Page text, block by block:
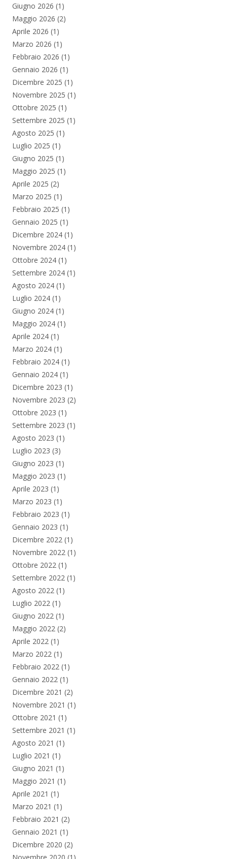
Giugno 2026 (1)
Maggio 2026 (2)
Aprile 2026 (1)
Marzo 2026 (1)
Febbraio 2026 (1)
Gennaio 2026 (1)
Dicembre 2025 (1)
Novembre 2025 (1)
Ottobre 2025 (1)
Settembre 2025 (1)
Agosto 2025 (1)
Luglio 2025 (1)
Giugno 2025 (1)
Maggio 2025 (1)
Aprile 2025 (2)
Marzo 2025 (1)
Febbraio 2025 (1)
Gennaio 2025 (1)
Dicembre 2024 (1)
Novembre 2024 (1)
Ottobre 2024 (1)
Settembre 2024 (1)
Agosto 2024 (1)
Luglio 2024 (1)
Giugno 2024 (1)
Maggio 2024 (1)
Aprile 2024 (1)
Marzo 2024 (1)
Febbraio 2024 (1)
Gennaio 2024 (1)
Dicembre 2023 (1)
Novembre 2023 (2)
Ottobre 2023 (1)
Settembre 2023 (1)
Agosto 2023 (1)
Luglio 2023 (3)
Giugno 2023 (1)
Maggio 2023 (1)
Aprile 2023 (1)
Marzo 2023 (1)
Febbraio 2023 (1)
Gennaio 2023 (1)
Dicembre 2022 (1)
Novembre 2022 (1)
Ottobre 2022 (1)
Settembre 2022 (1)
Agosto 2022 (1)
Luglio 2022 (1)
Giugno 2022 (1)
Maggio 2022 (2)
Aprile 2022 (1)
Marzo 2022 (1)
Febbraio 2022 (1)
Gennaio 2022 (1)
Dicembre 2021 (2)
Novembre 2021 (1)
Ottobre 2021 (1)
Settembre 2021 (1)
Agosto 2021 (1)
Luglio 2021 (1)
Giugno 2021 (1)
Maggio 2021 (1)
Aprile 2021 (1)
Marzo 2021 (1)
Febbraio 2021 (2)
Gennaio 2021 (1)
Dicembre 2020 (2)
Novembre 2020 (1)